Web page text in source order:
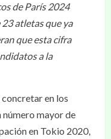
de París 2024
atletas que ya
que esta cifra
a la
en los
número mayor de
en Tokio 2020,